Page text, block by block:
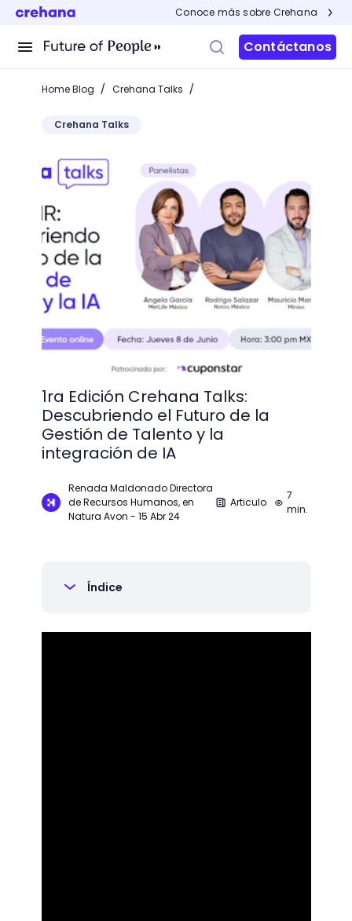
Conoce más sobre Crehana
Contáctanos
Home Blog / Crehana Talks /
Crehana Talks
1ra Edición Crehana Talks: Descubriendo el
1ra Edición Crehana Talks:
Descubriendo el Futuro de la
Gestión de Talento y la
integración de IA
Renada Maldonado Directora
de Recursos Humanos, en
Natura Avon - 15 Abr 24
Articulo
7
min.
Índice